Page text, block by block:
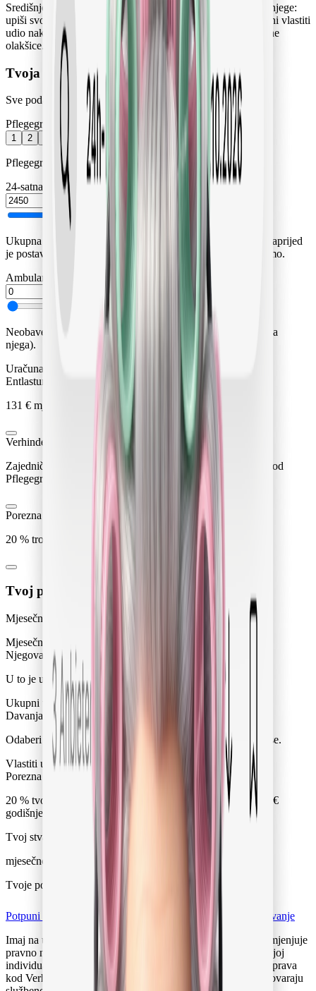
Središnje mjesto za sve koji žele realno procijeniti troškove njege:
upiši svoju situaciju i u nekoliko koraka izračunaj svoj stvarni vlastiti
udio nakon davanja Pflegekasse (blagajna za njegu) i porezne
olakšice.
Tvoja situacija
Sve podatke možeš prilagoditi u svakom trenutku.
Pflegegrad
1 2 4 Bez Pflegegrada
Pflegegrad određuje visinu davanja Pflegekasse.
24-satna njega mjesečno (sve uključeno)
Ukupna mjesečna cijena uključujući naknadu za uslugu. Unaprijed
je postavljena najpovoljnija mjesečna cijena koju posredujemo.
Ambulantna služba njege mjesečno
Neobavezno: troškovi ambulantne službe njege (kombinirana
njega).
Uračunaj davanja
Entlastungsbetrag (iznos za rasterećenje)
131 € mjesečno prema § 45b SGB XI, za sve Pflegegrade.
Verhinderungspflege i Kurzzeitpflege
Zajednički godišnji iznos od 3.539 € prema § 42a SGB XI (od
Pflegegrada 2), preračunato 295 € mjesečno.
Porezna olakšica
20 % troškova prema § 35a EStG, do 4.000 € godišnje.
Tvoj pregled troškova
Mjesečni obračun na temelju tvojih podataka.
Mjesečni troškovi
Njegovatelj 24 h
2.450,00 €
U to je uključeno: 15 % naknade za uslugu, dakle 320,00 €.
Ukupni troškovi 2.450,00 €
Davanja Pflegekasse
Odaberi Pflegegrad kako bi se uračunala davanja Pflegekasse.
Vlastiti udio prije porezne olakšice
Porezna olakšica (§ 35a EStG)
20 % tvojeg vlastitog udjela, najviše 333 € mjesečno (4.000 €
godišnje).
Tvoj stvarni vlastiti udio
2.116,67 €
mjesečno
Tvoje potpore ukupno: 333,33 € mjesečno
Potpuni pregled davanja za njegu
Zatraži osobno savjetovanje
Imaj na umu: kalkulator je neobvezujuća orijentacija i ne zamjenjuje
pravno ni porezno savjetovanje. Stvarna davanja ovise o tvojoj
individualnoj situaciji, primjerice o uvjetima za ostvarivanje prava
kod Verhinderungspflege (zamjenska njega). Svi iznosi odgovaraju